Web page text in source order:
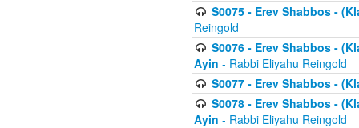
S0075 - Erev Shabbos -
Reingold
S0076 - Erev Shabbos -
Ayin - Rabbi Eliyahu Reingold
S0077 - Erev Shabbos -
S0078 - Erev Shabbos -
Ayin - Rabbi Eliyahu Reingold